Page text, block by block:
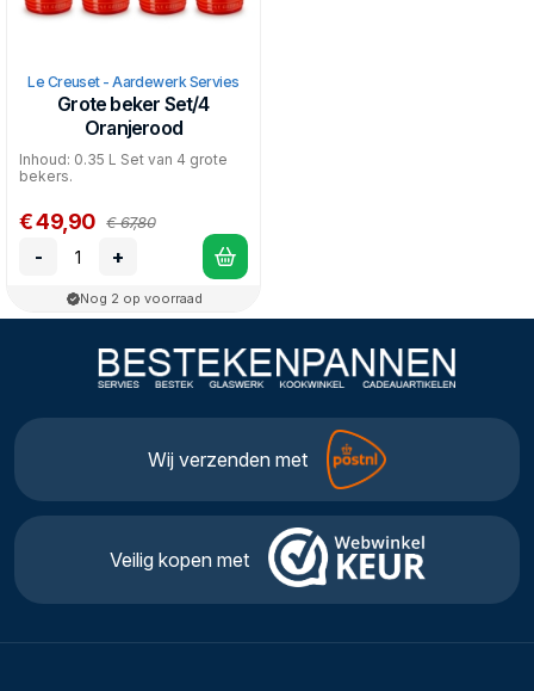
Le Creuset - Aardewerk Servies
Grote beker Set/4
Oranjerood
Inhoud: 0.35 L Set van 4 grote
bekers.
€ 49,90 € 67,80
- +
Nog 2 op voorraad
Wij verzenden met
Veilig kopen met